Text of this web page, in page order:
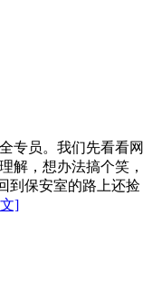
专员。我们先看看网
解，想办法搞个笑，
到保安室的路上还捡
]